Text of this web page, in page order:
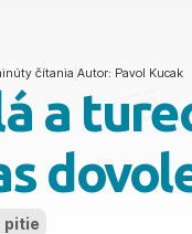
čítania Autor: Pavol Kucak
a
pitie